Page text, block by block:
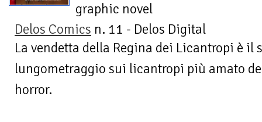
graphic novel
Delos Comics n. 11 - Delos Digital
La vendetta della Regina dei Licantropi è il
lungometraggio sui licantropi più amato
horror.